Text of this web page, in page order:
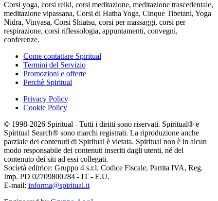
Corsi yoga, corsi reiki, corsi meditazione, meditazione trascedentale,
meditazione vipassana, Corsi di Hatha Yoga, Cinque Tibetani, Yoga
Nidra, Vinyasa, Corsi Shiatsu, corsi per massaggi, corsi per
respirazione, corsi riflessologia, appuntamenti, convegni,
conferenze.
Come contattare Spiritual
Termini del Servizio
Promozioni e offerte
Perchè Spiritual
Privacy Policy
Cookie Policy
© 1998-2026 Spiritual - Tutti i diritti sono riservati. Spiritual® e
Spiritual Search® sono marchi registrati. La riproduzione anche
parziale dei contenuti di Spiritual è vietata. Spiritual non è in alcun
modo responsabile dei contenuti inseriti dagli utenti, né del
contenuto dei siti ad essi collegati.
Società editrice: Gruppo 4 s.r.l. Codice Fiscale, Partita IVA, Reg.
Imp. PD 02709800284 - IT - E.U.
E-mail: informa@spiritual.it